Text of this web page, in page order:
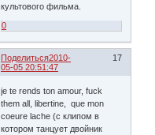
культового фильма.
0
Поделиться 17
2010-
05-05 20:51:47
je te rends ton amour, fuck
them all, libertine, que mon
coeure lache (с клипом в
котором танцует двойник